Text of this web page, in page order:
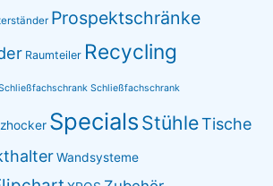
Prospektschränke
Raumteiler Recycling
Schließfachschrank
SpecialsStühleTische
Wandsysteme